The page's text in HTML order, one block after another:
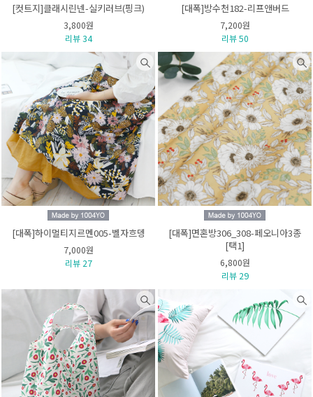
[컷트지]클래시린넨-실키러브(핑크)
3,800원
리뷰 34
[대폭]방수천182-리프앤버드
7,200원
리뷰 50
[대폭]하이멀티지르멘005-벨자흐뎅
7,000원
리뷰 27
[대폭]면혼방306_308-페오니아3종
[택1]
6,800원
리뷰 29